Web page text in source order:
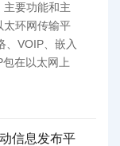
要功能和主
太环网传输平
、VOIP、嵌入
在以太网上
信息发布平